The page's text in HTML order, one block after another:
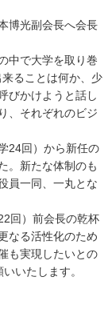
博光副会長へ会長
中で大学を取り巻
ることは何か、少
びかけようと話し
、それぞれのビジ
24回）から新任の
。新たな体制のも
員一同、一丸とな
回）前会長の乾杯
なる活性化のため
も実現したいとの
いたします。